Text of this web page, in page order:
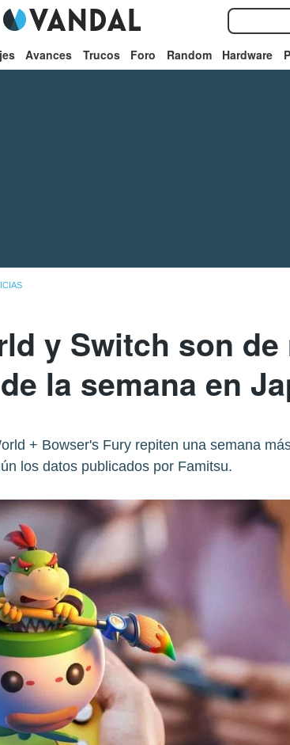
Avances Trucos Foro Random Hardware
y Switch son
la semana en
+ Bowser's Fury repiten una semana
los datos publicados por Famitsu.